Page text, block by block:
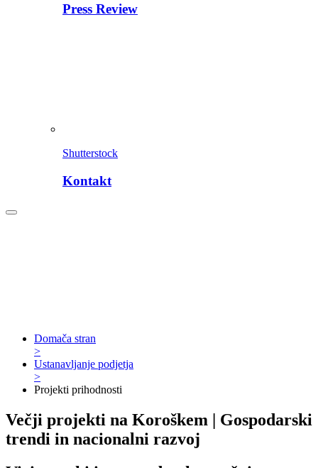
Press Review
Shutterstock
Kontakt
Domača stran
>
Ustanavljanje podjetja
>
Projekti prihodnosti
Večji projekti na Koroškem | Gospodarski
trendi in nacionalni razvoj